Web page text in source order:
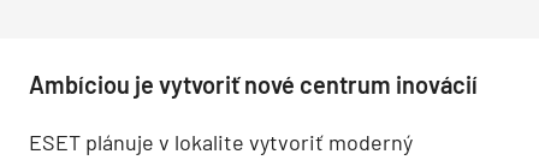
Ambíciou je vytvoriť nové centrum inovácií
ESET plánuje v lokalite vytvoriť moderný